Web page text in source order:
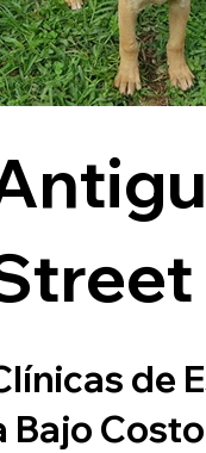
de
Bajo Costo